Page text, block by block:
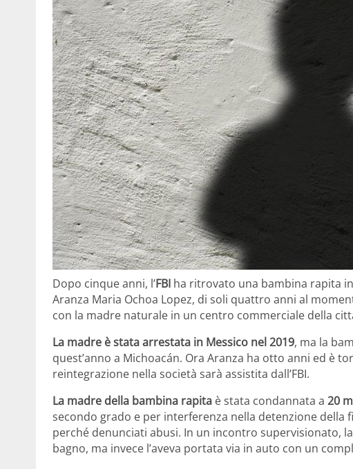
Dopo cinque anni, l’FBI ha ritrovato una bambina rapita
Aranza Maria Ochoa Lopez, di soli quattro anni al
con la madre naturale in un centro commerciale della
La madre è stata arrestata in Messico nel 2019, ma la
quest’anno a Michoacán. Ora Aranza ha otto anni ed è
reintegrazione nella società sarà assistita dall’FBI.
La madre della bambina rapita è stata condannata a 20
secondo grado e per interferenza nella detenzione della
perché denunciati abusi. In un incontro supervisionato,
bagno, ma invece l’aveva portata via in auto con un